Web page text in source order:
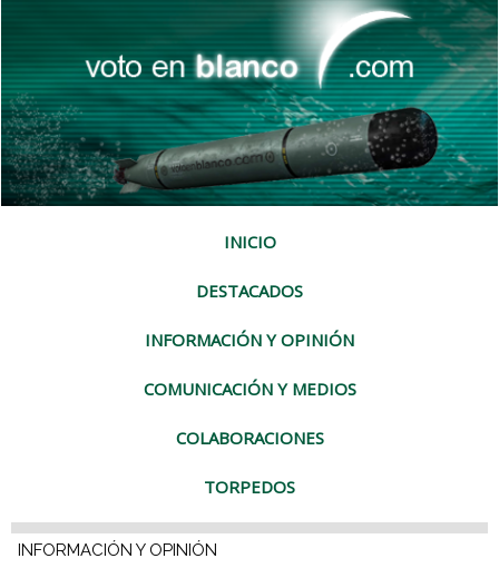
INICIO
DESTACADOS
INFORMACIÓN Y OPINIÓN
COMUNICACIÓN Y MEDIOS
COLABORACIONES
TORPEDOS
INFORMACIÓN Y OPINIÓN